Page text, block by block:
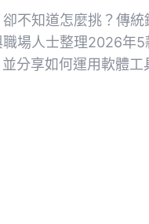
不知道怎麼挑？傳
場人士整理2026年
分享如何運用軟體